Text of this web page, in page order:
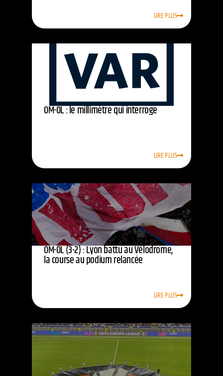
LIRE PLUS
OM-OL : le millimètre qui interroge
LIRE PLUS
OM-OL (3-2) : Lyon battu au Vélodrome,
la course au podium relancée
LIRE PLUS